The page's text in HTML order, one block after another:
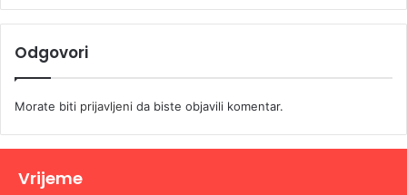
Odgovori
Morate biti prijavljeni da biste objavili komentar.
Vrijeme